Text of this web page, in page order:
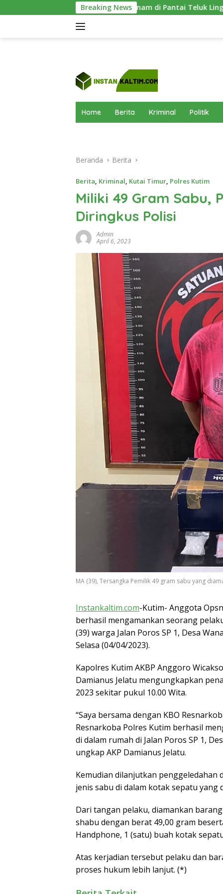
ke
Breaking News
Ditanam di Pantai Teluk Lingga Kutim, KPC Dukung
Home Berita Kriminal Politik
Beranda Berita
Berita Kriminal Kutai Timur Polres Kutim
Miliki 49 Gram Sabu,
Diringkus Polisi
Admin
April 6, 2023
MA (39), Tersangka Pemilik 49 gram sabu yang
Instankaltim.com-Kutim- Anggota
berhasil mengamankan seorang
(39) warga Jalan Poros SP 1, Desa
Selasa (04/04/2023).
Kapolres Kutim AKBP Anggoro
Damianus Jelatu mengungkapkan
2023 sekitar pukul 10.00 Wita.
“Saya bersama dengan KBO
Resnarkoba Polres Kutim berhasil
di dalam rumah di Jalan Poros SP 1,
ungkap AKP Damianus Jelatu.
Kemudian dilanjutkan
jenis sabu di dalam kotak sepatu yang
Dari tangan pelaku, diamankan
shabu dengan berat 49,00 gram
Handphone, 1 (satu) buah kotak
Atas kerjadian tersebut pelaku dan
proses hukum lebih lanjut. (*)